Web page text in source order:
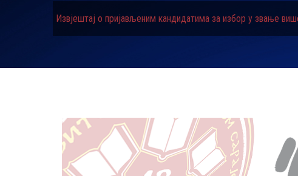
Извјештај о пријављеним кандидатима за избор у звање